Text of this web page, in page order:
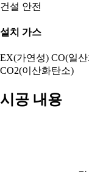
건설 안전
설치 가스
EX(가연성) CO(일
CO2(이산화탄소)
시공 내용